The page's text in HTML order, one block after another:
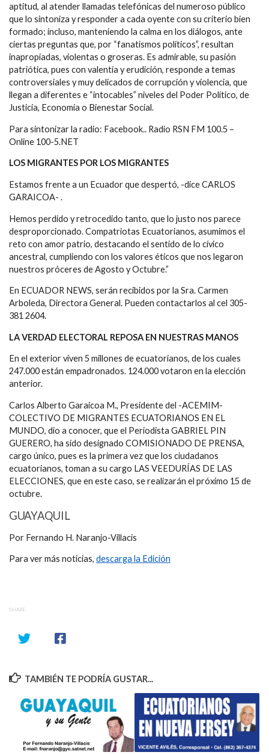
aptitud, al atender llamadas telefónicas del numeroso público
que lo sintoniza y responder a cada oyente con su criterio bien
formado; incluso, manteniendo la calma en los diálogos, ante
ciertas preguntas que, por “fanatismos políticos”, resultan
inapropiadas, violentas o groseras. Es admirable, su pasión
patriótica, pues con valentía y erudición, responde a temas
controversiales y muy delicados de corrupción y violencia, que
llegan a diferentes e “intocables” niveles del Poder Político, de
Justicia, Economía o Bienestar Social.
Para sintonizar la radio: Facebook.. Radio RSN FM 100.5 –
Online 100-5.NET
LOS MIGRANTES POR LOS MIGRANTES
Estamos frente a un Ecuador que despertó, -dice CARLOS
GARAICOA- .
Hemos perdido y retrocedido tanto, que lo justo nos parece
desproporcionado. Compatriotas Ecuatorianos, asumimos el
reto con amor patrio, destacando el sentido de lo cívico
ancestral, cumpliendo con los valores éticos que nos legaron
nuestros próceres de Agosto y Octubre.”
En ECUADOR NEWS, serán recibidos por la Sra. Carmen
Arboleda, Directora General. Pueden contactarlos al cel 305-
381 2604.
LA VERDAD ELECTORAL REPOSA EN NUESTRAS MANOS
En el exterior viven 5 millones de ecuatorianos, de los cuales
247.000 están empadronados. 124.000 votaron en la elección
anterior.
Carlos Alberto Garaicoa M., Presidente del -ACEMIM-
COLECTIVO DE MIGRANTES ECUATORIANOS EN EL
MUNDO, dio a conocer, que el Periodista GABRIEL PIN
GUERERO, ha sido designado COMISIONADO DE PRENSA,
cargo único, pues es la primera vez que los ciudadanos
ecuatorianos, toman a su cargo LAS VEEDURÍAS DE LAS
ELECCIONES, que en este caso, se realizarán el próximo 15 de
octubre.
GUAYAQUIL
Por Fernando H. Naranjo-Villacís
Para ver más noticias, descarga la Edición
SHARE
TAMBIÉN TE PODRÍA GUSTAR...